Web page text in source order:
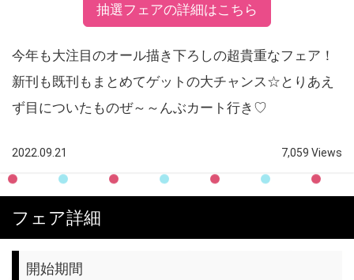
抽選フェアの詳細はこちら
今年も大注目のオール描き下ろしの超貴重なフェア！
新刊も既刊もまとめてゲットの大チャンス☆とりあえ
ず目についたものぜ～～んぶカート行き♡
2022.09.21 7,059 Views
フェア詳細
開始期間